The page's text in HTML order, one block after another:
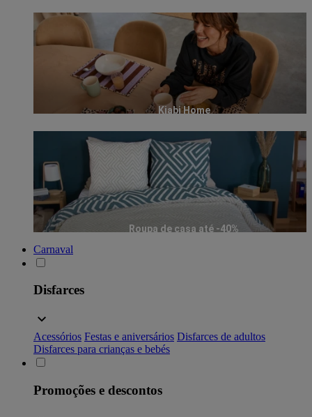
Kiabi Home
Roupa de casa até -40%
Carnaval
Disfarces
Acessórios Festas e aniversários Disfarces de adultos
Disfarces para crianças e bebés
Promoções e descontos